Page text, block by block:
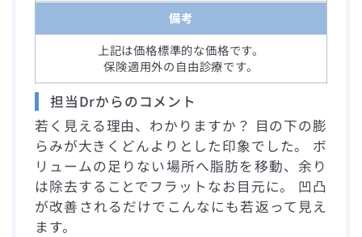
備考
上記は価格標準的な価格です。
保険適用外の自由診療です。
担当Drからのコメント
若く見える理由、わかりますか？ 目の下の膨
らみが大きくどんよりとした印象でした。 ボ
リュームの足りない場所へ脂肪を移動、余り
は除去することでフラットなお目元に。 凹凸
が改善されるだけでこんなにも若返って見え
ます。